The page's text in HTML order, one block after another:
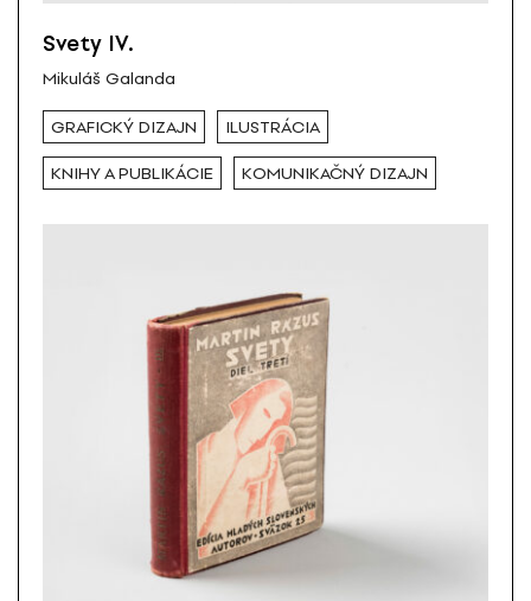
Svety IV.
Mikuláš Galanda
GRAFICKÝ DIZAJN ILUSTRÁCIA
KNIHY A PUBLIKÁCIE KOMUNIKAČNÝ DIZAJN